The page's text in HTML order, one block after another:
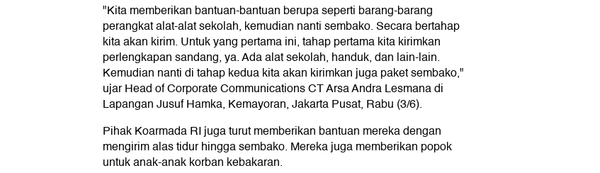
"Kita memberikan bantuan-bantuan berupa seperti barang-barang
perangkat alat-alat sekolah, kemudian nanti sembako. Secara bertahap
kita akan kirim. Untuk yang pertama ini, tahap pertama kita kirimkan
perlengkapan sandang, ya. Ada alat sekolah, handuk, dan lain-lain.
Kemudian nanti di tahap kedua kita akan kirimkan juga paket sembako,"
ujar Head of Corporate Communications CT Arsa Andra Lesmana di
Lapangan Jusuf Hamka, Kemayoran, Jakarta Pusat, Rabu (3/6).
Pihak Koarmada RI juga turut memberikan bantuan mereka dengan
mengirim alas tidur hingga sembako. Mereka juga memberikan popok
untuk anak-anak korban kebakaran.